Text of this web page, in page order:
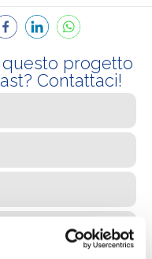
progetto
Contattaci!